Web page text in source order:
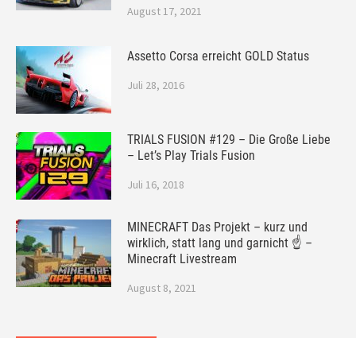
August 17, 2021
Assetto Corsa erreicht GOLD Status
Juli 28, 2016
TRIALS FUSION #129 – Die Große Liebe
– Let’s Play Trials Fusion
Juli 16, 2018
MINECRAFT Das Projekt – kurz und
wirklich, statt lang und garnicht ☝ –
Minecraft Livestream
August 8, 2021